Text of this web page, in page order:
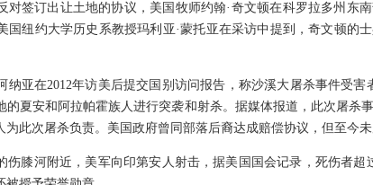
对签订出让土地的协议，美国牧师约翰·奇文顿在科罗拉多州东
国纽约大学历史系教授玛利亚·蒙托亚在采访中提到，奇文顿的
亚在2012年访美后提交国别访问报告，称沙溪大屠杀事件受害
夏安和阿拉帕霍族人进行突袭和射杀。据媒体报道，此次屠杀
此次屠杀负责。美国政府曾同部落后裔达成赔偿协议，但至今未
伤膝河附近，美军向印第安人射击，据美国国会记录，死伤者超